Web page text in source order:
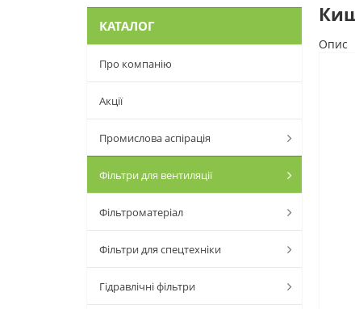
КАТАЛОГ
Про компанію
Акції
Промислова аспірація
Фільтри для вентиляції
Фільтроматеріал
Фільтри для спецтехніки
Гідравлічні фільтри
Опис